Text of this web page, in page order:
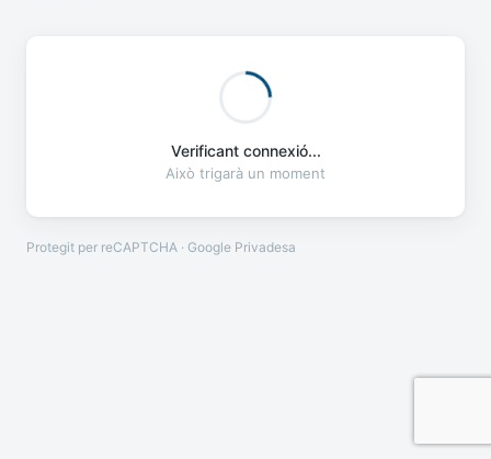
Verificant connexió...
Això trigarà un moment
Protegit per reCAPTCHA · Google Privadesa